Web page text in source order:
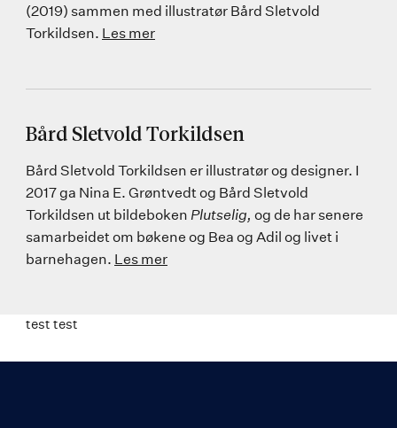
(2019) sammen med illustratør Bård Sletvold
Torkildsen. Les mer
Bård Sletvold Torkildsen
Bård Sletvold Torkildsen er illustratør og designer. I
2017 ga Nina E. Grøntvedt og Bård Sletvold
Torkildsen ut bildeboken Plutselig, og de har senere
samarbeidet om bøkene og Bea og Adil og livet i
barnehagen. Les mer
test test